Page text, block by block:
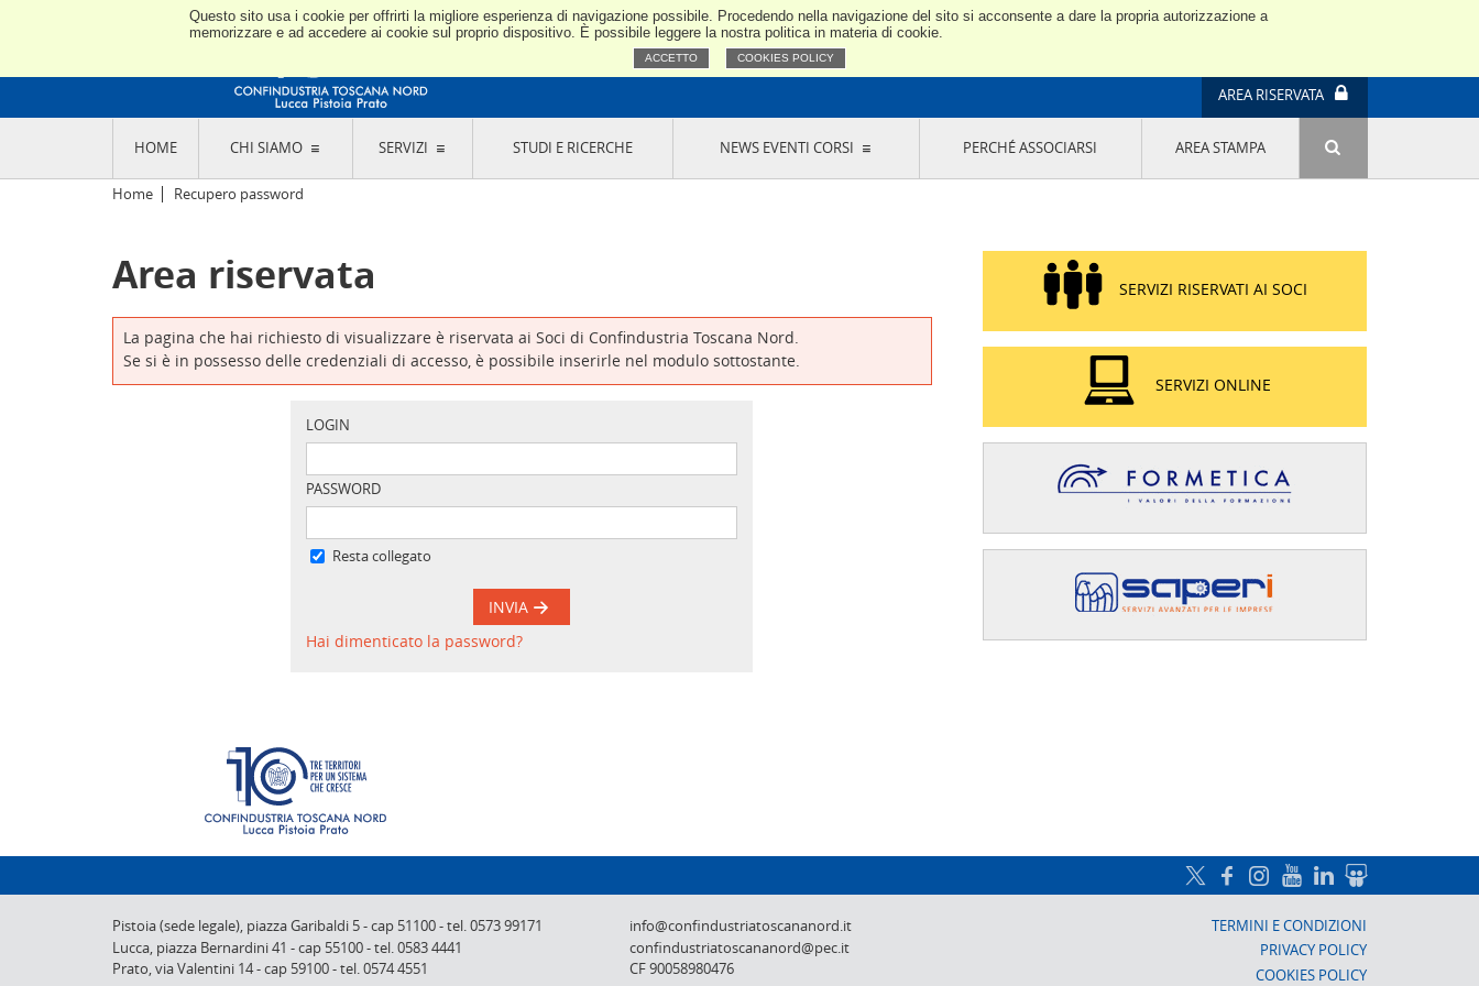
Questo sito usa i cookie per offrirti la migliore esperienza di navigazione possibile. Procedendo nella navigazione del sito si acconsente a dare la propria autorizzazione a
memorizzare e ad accedere ai cookie sul proprio dispositivo. È possibile leggere la nostra politica in materia di cookie.
ACCETTO COOKIES POLICY
Confindustria Toscana Nord
AREA RISERVATA
HOME CHI SIAMO
L'ASSOCIAZIONE
CODICE ETICO E DEI VALORI ASSOCIATIVI
TRASPARENZA CONTRIBUTI PUBBLICI
L'INDUSTRIA E IL TERRITORIO DI LUCCA,
PISTOIA E PRATO
SEDI E CONTATTI
ABOUT US
DESIGNAZIONE
ORGANI DI CONTROLLO
COMITATO PICCOLA
INDUSTRIA
GRUPPI DI ACQUISTO
EDIZIONE
PROGETTO LU.ME.
IL MANAGER DELLA SOSTENIBILITÀ NEL
DISTRETTO TESSILE PRATESE
GRUPPO IMPRENDITORIA FEMMINILE
SOSTENIBILITÀ
SERVIZI STUDI E RICERCHE NEWS EVENTI CORSI PERCHÉ ASSOCIARSI AREA STAMPA
Home Recupero password
Area riservata
La pagina che hai richiesto di visualizzare è riservata ai Soci di Confindustria Toscana Nord.
Se si è in possesso delle credenziali di accesso, è possibile inserirle nel modulo sottostante.
LOGIN
PASSWORD
Resta collegato
INVIA
Hai dimenticato la password?
SERVIZI RISERVATI AI SOCI
SERVIZI ONLINE
Pistoia (sede legale), piazza Garibaldi 5-cap 51100-tel. 0573 99171
Lucca, piazza Bernardini 41 -cap 55100-tel. 0583 4441
Prato,via Valentini 14-cap 59100-tel. 0574 4551
info@confindustriatoscananord.it
confindustriatoscananord@pec.it
CF 90058980476
TERMINI E CONDIZIONI
PRIVACY POLICY
COOKIES POLICY